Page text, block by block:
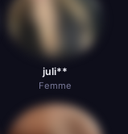
juli**
Femme